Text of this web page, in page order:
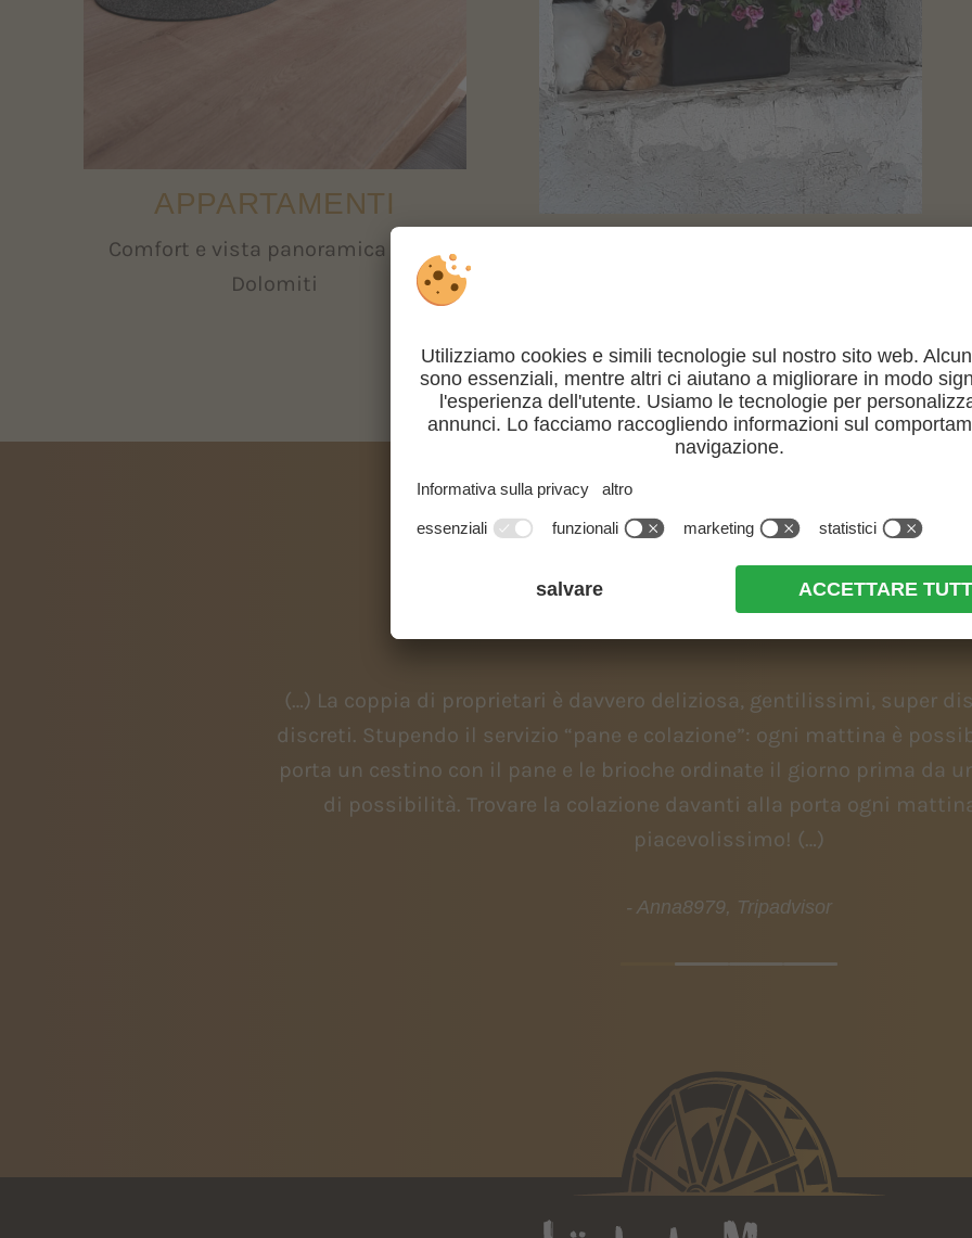
APPARTAMENTI
Comfort e vista panoramica sulle
Dolomiti
COSA DICONO I NOSTRI
(…) La coppia di proprietari è davvero deliziosa, gentilissimi, super
discreti. Stupendo il servizio “pane e colazione”: ogni mattina è
porta un cestino con il pane e le brioche ordinate il giorno prima da
di possibilità. Trovare la colazione davanti alla porta ogni
piacevolissimo! (…)
- Anna8979, Tripadvisor